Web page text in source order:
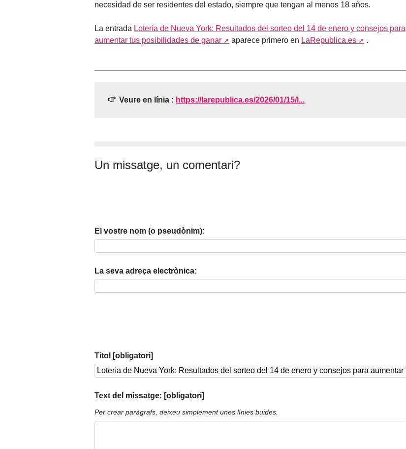
necesidad de ser residentes del estado, siempre que tengan al menos 18 años.
La entrada Lotería de Nueva York: Resultados del sorteo del 14 de enero y consejos para
aumentar tus posibilidades de ganar
aparece primero en LaRepublica.es .
Veure en línia : https://larepublica.es/2026/01/15/l...
Un missatge, un comentari?
El vostre nom (o pseudònim):
La seva adreça electrònica:
Titol [obligatori]
Text del missatge: [obligatori]
Per crear paràgrafs, deixeu simplement unes línies buides.